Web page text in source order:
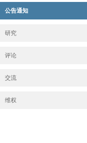
公告通知
研究
评论
交流
维权